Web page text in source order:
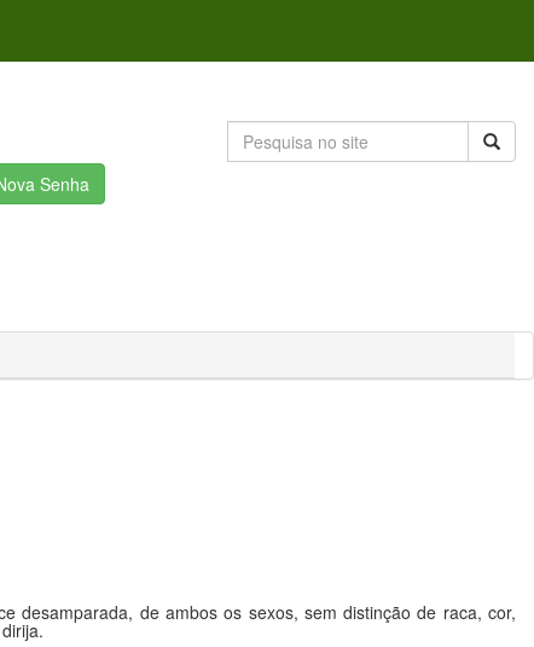
Senha
desamparada, de ambos os sexos, sem distinção de raca, cor,